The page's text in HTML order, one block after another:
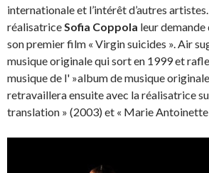
internationale et l’intérêt d’autres
réalisatriceSofia Coppola leur demande
son premier film « Virgin suicides ». Air
musique originale qui sort en 1999 et
musique de l' »album de musique
retravaillera ensuite avec la réalisatrice
translation » (2003) et « Marie